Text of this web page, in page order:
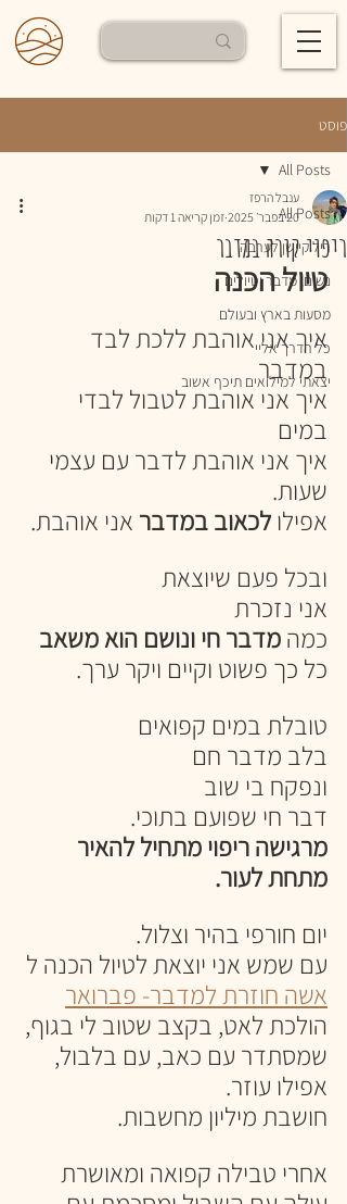
פוסט
All Posts
רילוקיישן לערבה
נשים, מדבר וטיולים
מסעות בארץ ובעולם
כל הדרך אליי
יצאתי למילואים תיכף אשוב
All Posts
ריפוי קורה במדבר
ענבל הרפז
20 בפבר׳ 2025
זמן קריאה 1 דקות
טיול הכנה
איך אני אוהבת ללכת לבד
במדבר
איך אני אוהבת לטבול לבדי
במים
איך אני אוהבת לדבר עם עצמי
שעות.
אפילו לכאוב במדבר אני אוהבת.
ובכל פעם שיוצאת
אני נזכרת
כמה מדבר חי ונושם הוא משאב
כל כך פשוט וקיים ויקר ערך.
טובלת במים קפואים
בלב מדבר חם
ונפקח בי שוב
דבר חי שפועם בתוכי.
מרגישה ריפוי מתחיל להאיר
מתחת לעור.
יום חורפי בהיר וצלול.
עם שמש אני יוצאת לטיול הכנה ל
אשה חוזרת למדבר- פברואר
הולכת לאט, בקצב שטוב לי בגוף,
שמסתדר עם כאב, עם בלבול,
אפילו עוזר.
חושבת מיליון מחשבות.
אחרי טבילה קפואה ומאושרת